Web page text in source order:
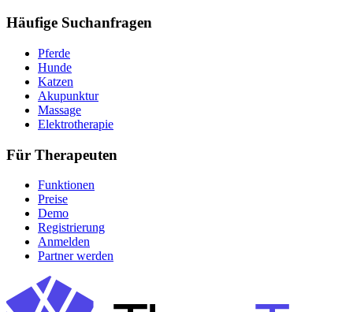
Häufige Suchanfragen
Pferde
Hunde
Katzen
Akupunktur
Massage
Elektrotherapie
Für Therapeuten
Funktionen
Preise
Demo
Registrierung
Anmelden
Partner werden